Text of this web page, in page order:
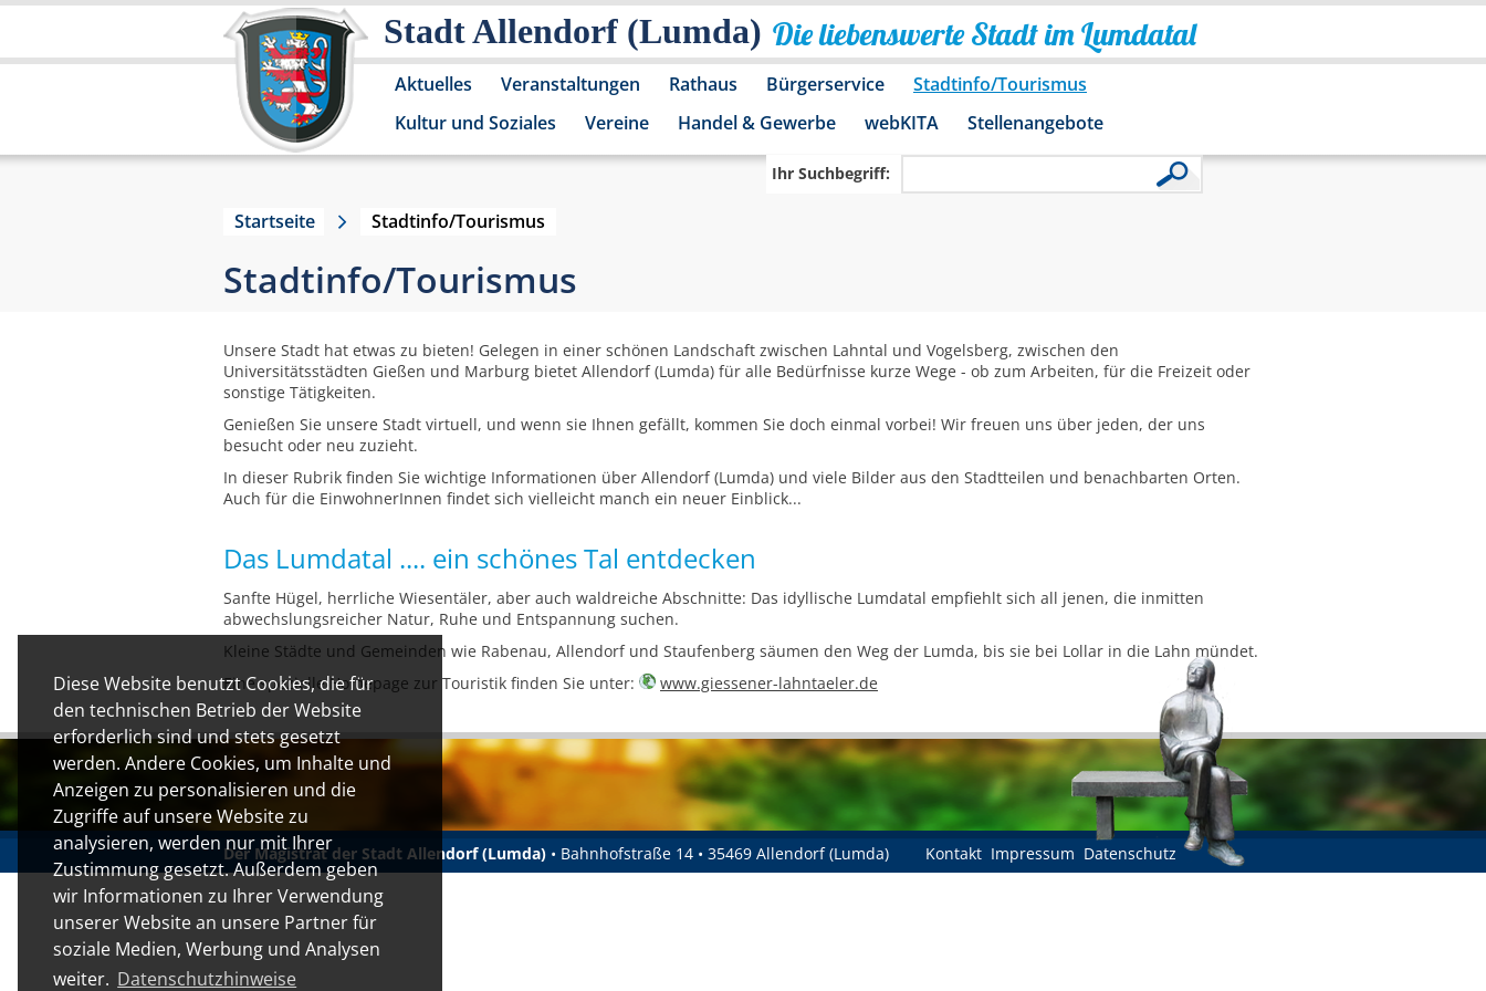
Diese Website benutzt Cookies, die für
den technischen Betrieb der Website
erforderlich sind und stets gesetzt
werden. Andere Cookies, um Inhalte und
Anzeigen zu personalisieren und die
Zugriffe auf unsere Website zu
analysieren, werden nur mit Ihrer
Zustimmung gesetzt. Außerdem geben
wir Informationen zu Ihrer Verwendung
unserer Website an unsere Partner für
soziale Medien, Werbung und Analysen
weiter. Datenschutzhinweise
Stadt Allendorf (Lumda) Die liebenswerte Stadt im Lumdatal
Aktuelles Veranstaltungen Rathaus Bürgerservice
Stadtinfo/Tourismus
Kultur und Soziales
Vereine Handel & Gewerbe webKITA Stellenangebote
Ihr Suchbegriff:
Startseite Stadtinfo/Tourismus
Stadtinfo/Tourismus
Unsere Stadt hat etwas zu bieten! Gelegen in einer schönen Landschaft zwischen Lahntal und Vogelsberg, zwischen den
Universitätsstädten Gießen und Marburg bietet Allendorf (Lumda) für alle Bedürfnisse kurze Wege - ob zum Arbeiten, für die Freizeit oder
sonstige Tätigkeiten.
Genießen Sie unsere Stadt virtuell, und wenn sie Ihnen gefällt, kommen Sie doch einmal vorbei! Wir freuen uns über jeden, der uns
besucht oder neu zuzieht.
In dieser Rubrik finden Sie wichtige Informationen über Allendorf (Lumda) und viele Bilder aus den Stadtteilen und benachbarten Orten.
Auch für die EinwohnerInnen findet sich vielleicht manch ein neuer Einblick...
Das Lumdatal .... ein schönes Tal entdecken
Sanfte Hügel, herrliche Wiesentäler, aber auch waldreiche Abschnitte: Das idyllische Lumdatal empfiehlt sich all jenen, die inmitten
abwechslungsreicher Natur, Ruhe und Entspannung suchen.
Kleine Städte und Gemeinden wie Rabenau, Allendorf und Staufenberg säumen den Weg der Lumda, bis sie bei Lollar in die Lahn mündet.
Eine spezielle Homepage zur Touristik finden Sie unter:
www.giessener-lahntaeler.de
Der Magistrat der Stadt Allendorf (Lumda) • Bahnhofstraße 14 • 35469 Allendorf (Lumda) Kontakt Impressum Datenschutz